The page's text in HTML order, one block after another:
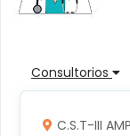
Consultorios
C.S.T-III